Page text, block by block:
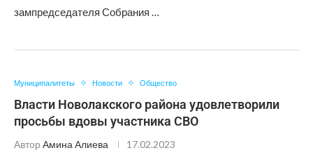
зампредседателя Собрания …
Муниципалитеты Новости Общество
Власти Новолакского района удовлетворили
просьбы вдовы участника СВО
Автор Амина Алиева 17.02.2023